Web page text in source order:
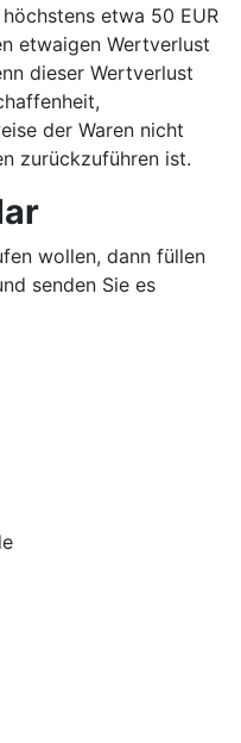
etwa 50 EUR
etwaigen Wertverlust
dieser Wertverlust
der Waren nicht
zurückzuführen ist.
wollen, dann füllen
senden Sie es